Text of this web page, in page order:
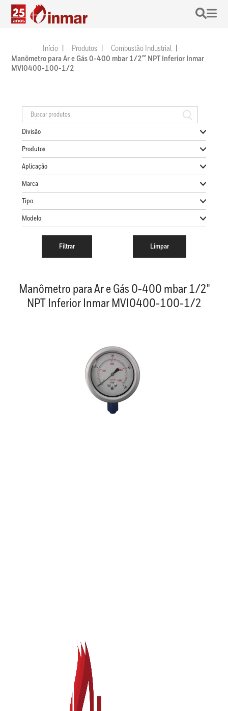
Início Produtos
Combustão Industrial
Manômetro para Ar e Gás 0-400 mbar 1/2″ NPT Inferior Inmar
MVI0400-100-1/2
Divisão
Produtos
Aplicação
Marca
Tipo
Modelo
Manômetro para Ar e Gás 0-400 mbar 1/2"
NPT Inferior Inmar MVI0400-100-1/2